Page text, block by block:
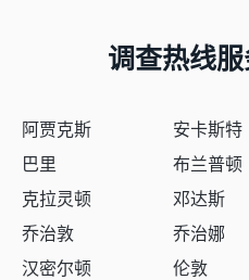
调查热线
阿贾克斯 安卡斯特
巴里
布兰普顿
克拉灵顿
邓达斯
乔治敦
乔治娜
汉密尔顿
伦敦